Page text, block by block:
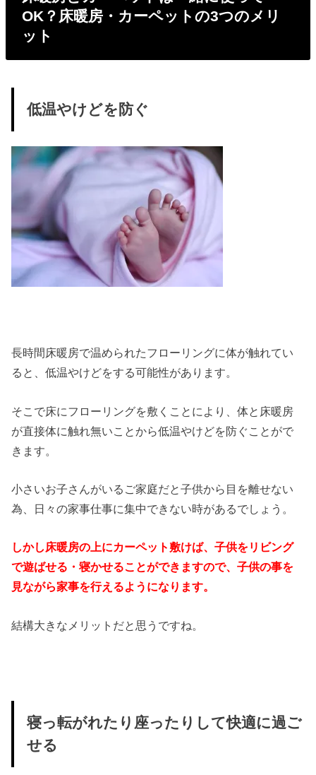
OK？床暖房・カーペットの3つのメリ
ット
低温やけどを防ぐ
長時間床暖房で温められたフローリングに体が触れてい
ると、低温やけどをする可能性があります。
そこで床にフローリングを敷くことにより、体と床暖房
が直接体に触れ無いことから低温やけどを防ぐことがで
きます。
小さいお子さんがいるご家庭だと子供から目を離せない
為、日々の家事仕事に集中できない時があるでしょう。
しかし床暖房の上にカーペット敷けば、子供をリビング
で遊ばせる・寝かせることができますので、子供の事を
見ながら家事を行えるようになります。
結構大きなメリットだと思うですね。
寝っ転がれたり座ったりして快適に過ご
せる